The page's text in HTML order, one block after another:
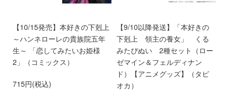
【10/15発売】本好きの下剋上
～ハンネローレの貴族院五年
生～ 「恋してみたいお姫様
2」（コミックス）
715円(税込)
【9/10以降発送】「本好きの
下剋上 領主の養女」 くる
みたぴぬい 2種セット（ロー
ゼマイン＆フェルディナン
ド）【アニメグッズ】（タピ
オカ）